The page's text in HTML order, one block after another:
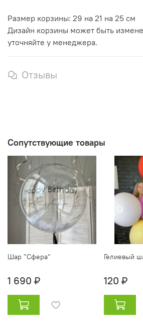
Размер корзины: 29 на 21 на 25 см
Дизайн корзины может быть
уточняйте у менеджера.
Отзывы
Сопутствующие товары
Шар "Сфера"
1 690 ₽
Гелиевый
120 ₽